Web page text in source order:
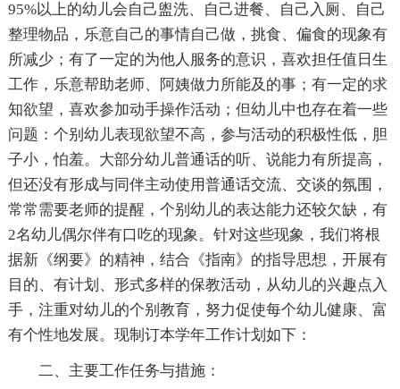
95%以上的幼儿会自己盥洗、自己进餐、自己入厕、自己
整理物品，乐意自己的事情自己做，挑食、偏食的现象有
所减少；有了一定的为他人服务的意识，喜欢担任值日生
工作，乐意帮助老师、阿姨做力所能及的事；有一定的求
知欲望，喜欢参加动手操作活动；但幼儿中也存在着一些
问题：个别幼儿表现欲望不高，参与活动的积极性低，胆
子小，怕羞。大部分幼儿普通话的听、说能力有所提高，
但还没有形成与同伴主动使用普通话交流、交谈的氛围，
常常需要老师的提醒，个别幼儿的表达能力还较欠缺，有
2名幼儿偶尔伴有口吃的现象。针对这些现象，我们将根
据新《纲要》的精神，结合《指南》的指导思想，开展有
目的、有计划、形式多样的保教活动，从幼儿的兴趣点入
手，注重对幼儿的个别教育，努力促使每个幼儿健康、富
有个性地发展。现制订本学年工作计划如下：
二、主要工作任务与措施：